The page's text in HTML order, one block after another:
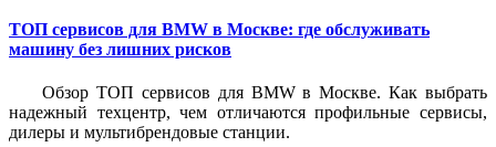
ТОП сервисов для BMW в Москве: где обслуживать
машину без лишних рисков
Обзор ТОП сервисов для BMW в Москве. Как выбрать
надежный техцентр, чем отличаются профильные сервисы,
дилеры и мультибрендовые станции.